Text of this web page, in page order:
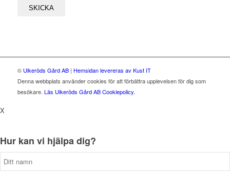
© Ulkeröds Gård AB| Hemsidan levereras av Kust IT
Denna webbplats använder cookies för att förbättra upplevelsen för dig som
besökare. Läs Ulkeröds Gård AB Cookiepolicy.
X
Hur kan vi hjälpa dig?